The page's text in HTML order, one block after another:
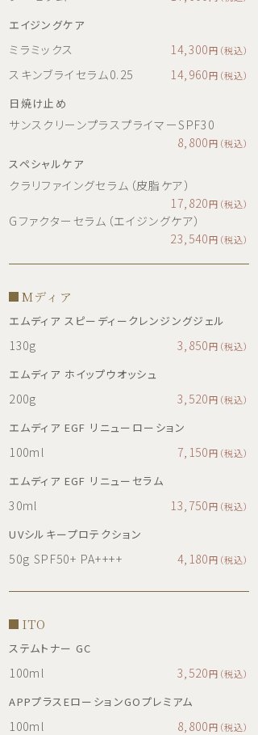
エイジングケア
ミラミックス 14,300円（税込）
スキンブライセラム0.25 14,960円（税込）
日焼け止め
サンスクリーンプラスプライマーSPF30
8,800円（税込）
スペシャルケア
クラリファイングセラム（皮脂ケア）
17,820円（税込）
Gファクターセラム（エイジングケア）
23,540円（税込）
Mディア
エムディア スピーディークレンジングジェル
130g 3,850円（税込）
エムディア ホイップウオッシュ
200g 3,520円（税込）
エムディア EGF リニューローション
100ml 7,150円（税込）
エムディア EGF リニューセラム
30ml 13,750円（税込）
UVシルキープロテクション
50g SPF50+ PA++++ 4,180円（税込）
ITO
ステムトナー GC
100ml 3,520円（税込）
APPプラスEローションGOプレミアム
100ml 8,800円（税込）